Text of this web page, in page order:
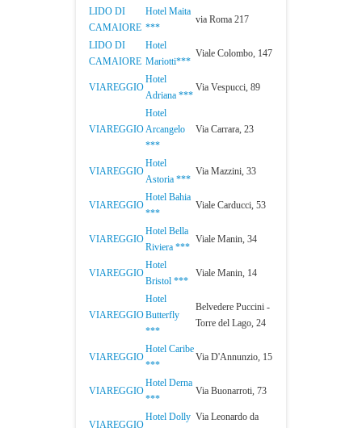
LIDO DI
CAMAIORE
Hotel Maita
***
via Roma 217
LIDO DI
CAMAIORE
Hotel
Mariotti***
Viale Colombo, 147
VIAREGGIO
Hotel
Adriana ***
Via Vespucci, 89
VIAREGGIO
Hotel
Arcangelo
***
Via Carrara, 23
VIAREGGIO
Hotel
Astoria ***
Via Mazzini, 33
VIAREGGIO
Hotel Bahia
***
Viale Carducci, 53
VIAREGGIO
Hotel Bella
Riviera ***
Viale Manin, 34
VIAREGGIO
Hotel
Bristol ***
Viale Manin, 14
VIAREGGIO
Hotel
Butterfly
***
Belvedere Puccini -
Torre del Lago, 24
VIAREGGIO
Hotel Caribe
***
Via D'Annunzio, 15
VIAREGGIO
Hotel Derna
***
Via Buonarroti, 73
VIAREGGIO
Hotel Dolly Via Leonardo da